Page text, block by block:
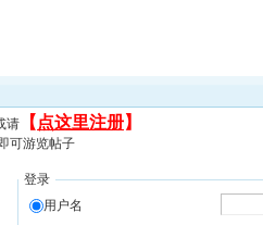
请 【 点这里注册】
可游览帖子
登录
用户名